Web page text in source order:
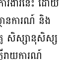
ានការណ៍ និង
រូ សិស្សានុសិស្ស
រាយការណ៍